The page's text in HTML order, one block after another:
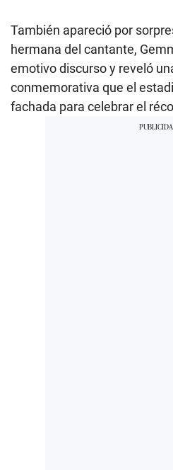
También apareció por
hermana del cantante,
emotivo discurso y reveló
conmemorativa que el
fachada para celebrar el